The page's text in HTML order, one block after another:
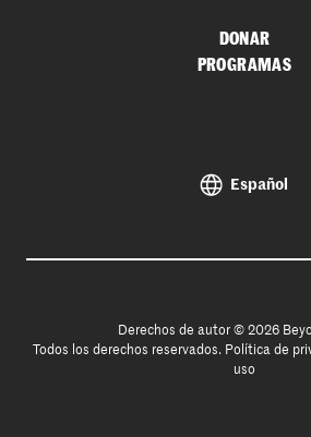
DONAR
PROGRAMAS
Español
Derechos de autor © 2026
Todos los derechos reservados. Política de
uso